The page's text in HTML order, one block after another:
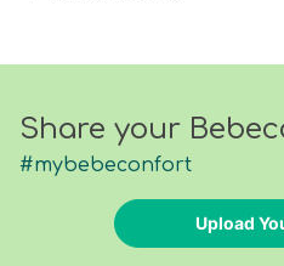
Share your
#mybebeconfort
Upload